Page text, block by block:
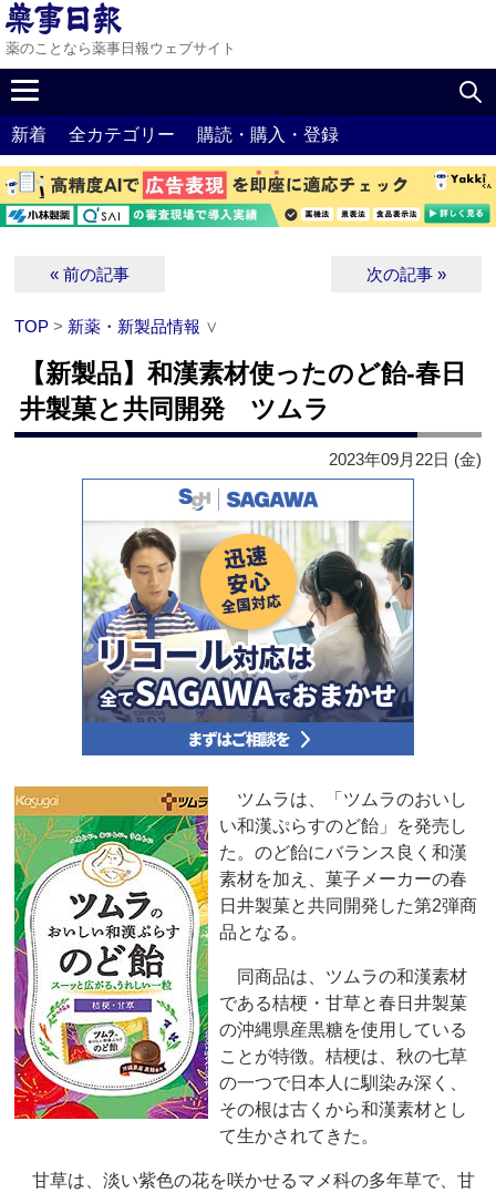
薬のことなら薬事日報ウェブサイト
新着 全カテゴリー 購読・購入・登録
« 前の記事 次の記事 »
TOP > 新薬・新製品情報 ∨
【新製品】和漢素材使ったのど飴‐春日
井製菓と共同開発 ツムラ
2023年09月22日 (金)
ツムラは、「ツムラのおいし
い和漢ぷらすのど飴」を発売し
た。のど飴にバランス良く和漢
素材を加え、菓子メーカーの春
日井製菓と共同開発した第2弾商
品となる。
同商品は、ツムラの和漢素材
である桔梗・甘草と春日井製菓
の沖縄県産黒糖を使用している
ことが特徴。桔梗は、秋の七草
の一つで日本人に馴染み深く、
その根は古くから和漢素材とし
て生かされてきた。
甘草は、淡い紫色の花を咲かせるマメ科の多年草で、甘